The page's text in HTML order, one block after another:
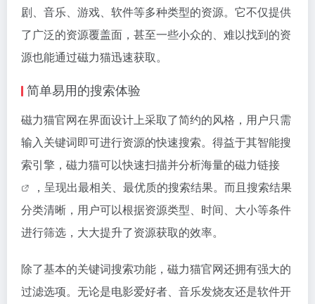
剧、音乐、游戏、软件等多种类型的资源。它不仅提供
了广泛的资源覆盖面，甚至一些小众的、难以找到的资
源也能通过磁力猫迅速获取。
简单易用的搜索体验
磁力猫官网在界面设计上采取了简约的风格，用户只需
输入关键词即可进行资源的快速搜索。得益于其智能搜
索引擎，磁力猫可以快速扫描并分析海量的磁力链接
，呈现出最相关、最优质的搜索结果。而且搜索结果
分类清晰，用户可以根据资源类型、时间、大小等条件
进行筛选，大大提升了资源获取的效率。
除了基本的关键词搜索功能，磁力猫官网还拥有强大的
过滤选项。无论是电影爱好者、音乐发烧友还是软件开